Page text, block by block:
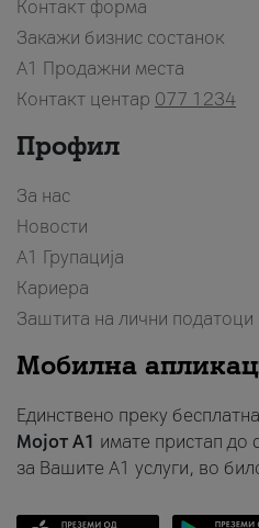
Контакт форма
Закажи бизнис состанок
A1 Продажни места
Контакт центар 077 1234
Профил
За нас
Новости
А1 Групација
Кариера
Заштита на лични податоци
Мобилна
Единствено преку
Мојот A1 имате пристап до
за Вашите A1 услуги, во